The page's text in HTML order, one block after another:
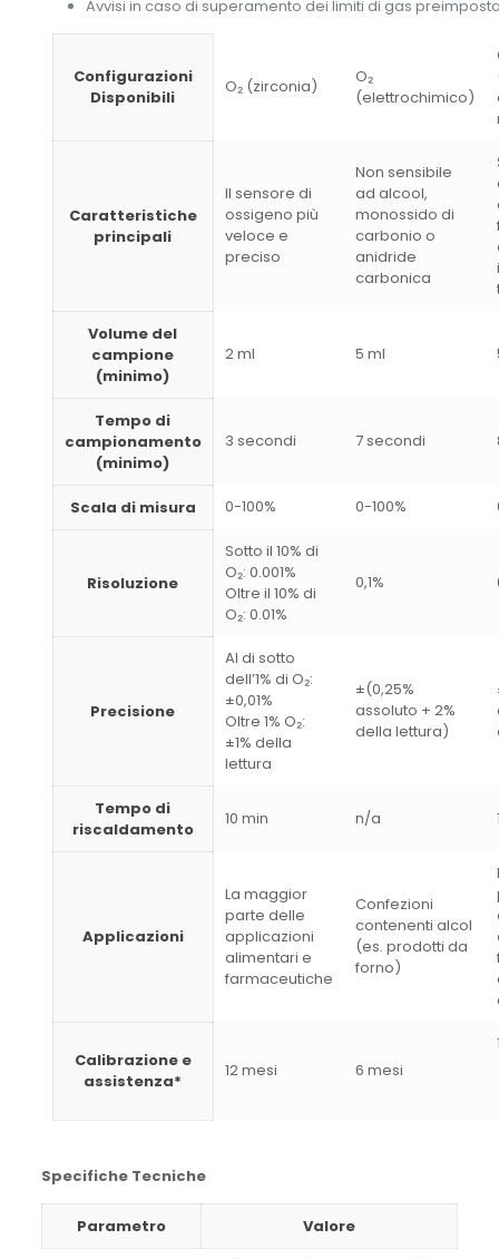
Avvisi in caso di superamento dei limiti di gas
Configurazioni
Disponibili
O₂ (zirconia)
O₂
(elettrochimico)
Caratteristiche
principali
Il sensore di
ossigeno più
veloce e
preciso
Non sensibile
ad alcool,
monossido di
carbonio o
anidride
carbonica
Volume del
campione
(minimo)
2 ml 5 ml
Tempo di
campionamento
(minimo)
3 secondi 7 secondi
Scala di misura 0-100% 0-100%
Risoluzione
Sotto il 10% di
O₂: 0.001%
Oltre il 10% di
O₂: 0.01%
0,1%
Precisione
Al di sotto
dell’1% di O₂:
±0,01%
Oltre 1% O₂:
±1% della
lettura
±(0,25%
assoluto + 2%
della lettura)
Tempo di
riscaldamento
10 min n/a
Applicazioni
La maggior
parte delle
applicazioni
alimentari e
farmaceutiche
Confezioni
contenenti alcol
(es. prodotti da
forno)
Calibrazione e
assistenza*
12 mesi 6 mesi
Specifiche Tecniche
Parametro Valore